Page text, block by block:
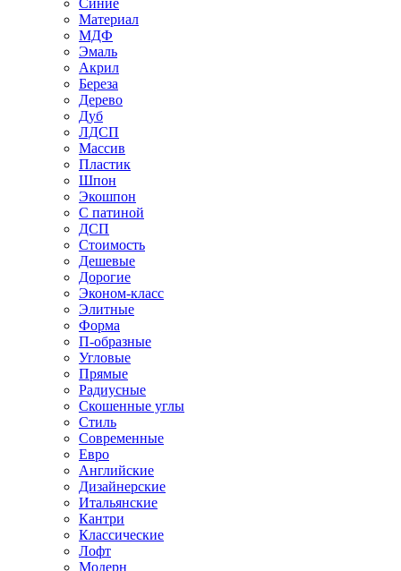
Синие
Материал
МДФ
Эмаль
Акрил
Береза
Дерево
Дуб
ЛДСП
Массив
Пластик
Шпон
Экошпон
С патиной
ДСП
Стоимость
Дешевые
Дорогие
Эконом-класс
Элитные
Форма
П-образные
Угловые
Прямые
Радиусные
Скошенные углы
Стиль
Современные
Евро
Английские
Дизайнерские
Итальянские
Кантри
Классические
Лофт
Модерн